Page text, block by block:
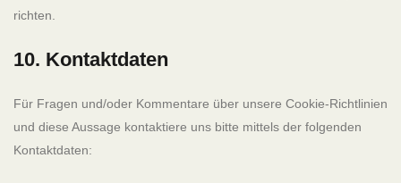
richten.
10. Kontaktdaten
Für Fragen und/oder Kommentare über unsere Cookie-Richtlinien
und diese Aussage kontaktiere uns bitte mittels der folgenden
Kontaktdaten:
IMPRESSUM, AGB & LINKS